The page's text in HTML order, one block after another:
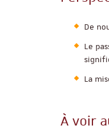
De
Le
La
À voir